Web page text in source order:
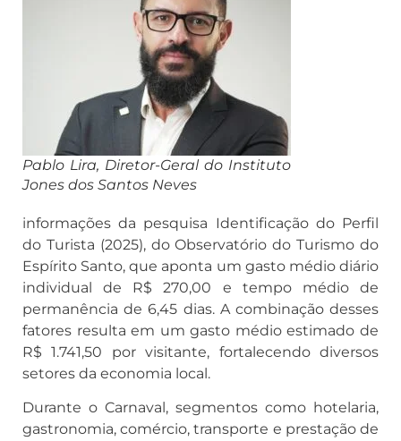
Pablo Lira, Diretor-Geral do Instituto
Jones dos Santos Neves
informações da pesquisa Identificação do Perfil
do Turista (2025), do Observatório do Turismo do
Espírito Santo, que aponta um gasto médio diário
individual de R$ 270,00 e tempo médio de
permanência de 6,45 dias. A combinação desses
fatores resulta em um gasto médio estimado de
R$ 1.741,50 por visitante, fortalecendo diversos
setores da economia local.
Durante o Carnaval, segmentos como hotelaria,
gastronomia, comércio, transporte e prestação de